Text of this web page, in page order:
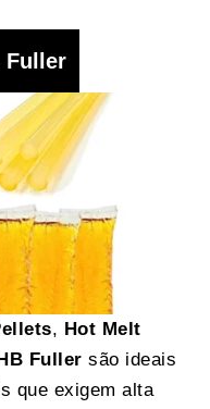
Fuller
, Hot Melt
Fuller são ideais
que exigem alta